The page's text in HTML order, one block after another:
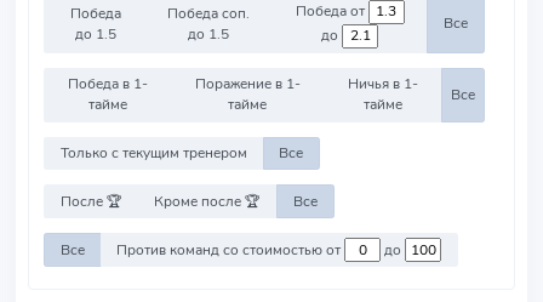
Победа
до 1.5
Победа соп.
до 1.5
Победа от
до
Все
Победа в 1-
тайме
Поражение в 1-
тайме
Ничья в 1-
тайме
Все
Только с текущим тренером Все
После 🏆 Кроме после 🏆 Все
Все Против команд со стоимостью от до